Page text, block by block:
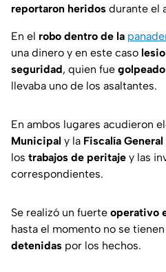
reportaron heridos durante el
En el robo dentro de la
una dinero y en este caso
seguridad, quien fue
llevaba uno de los asaltantes.
En ambos lugares acudieron
Municipal y la Fiscalía
los trabajos de peritaje y las
correspondientes.
Se realizó un fuerte operativo
hasta el momento no se
detenidas por los hechos.